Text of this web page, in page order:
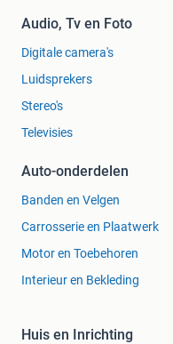
Audio, Tv en Foto
Digitale camera's
Luidsprekers
Stereo's
Televisies
Auto-onderdelen
Banden en Velgen
Carrosserie en Plaatwerk
Motor en Toebehoren
Interieur en Bekleding
Huis en Inrichting